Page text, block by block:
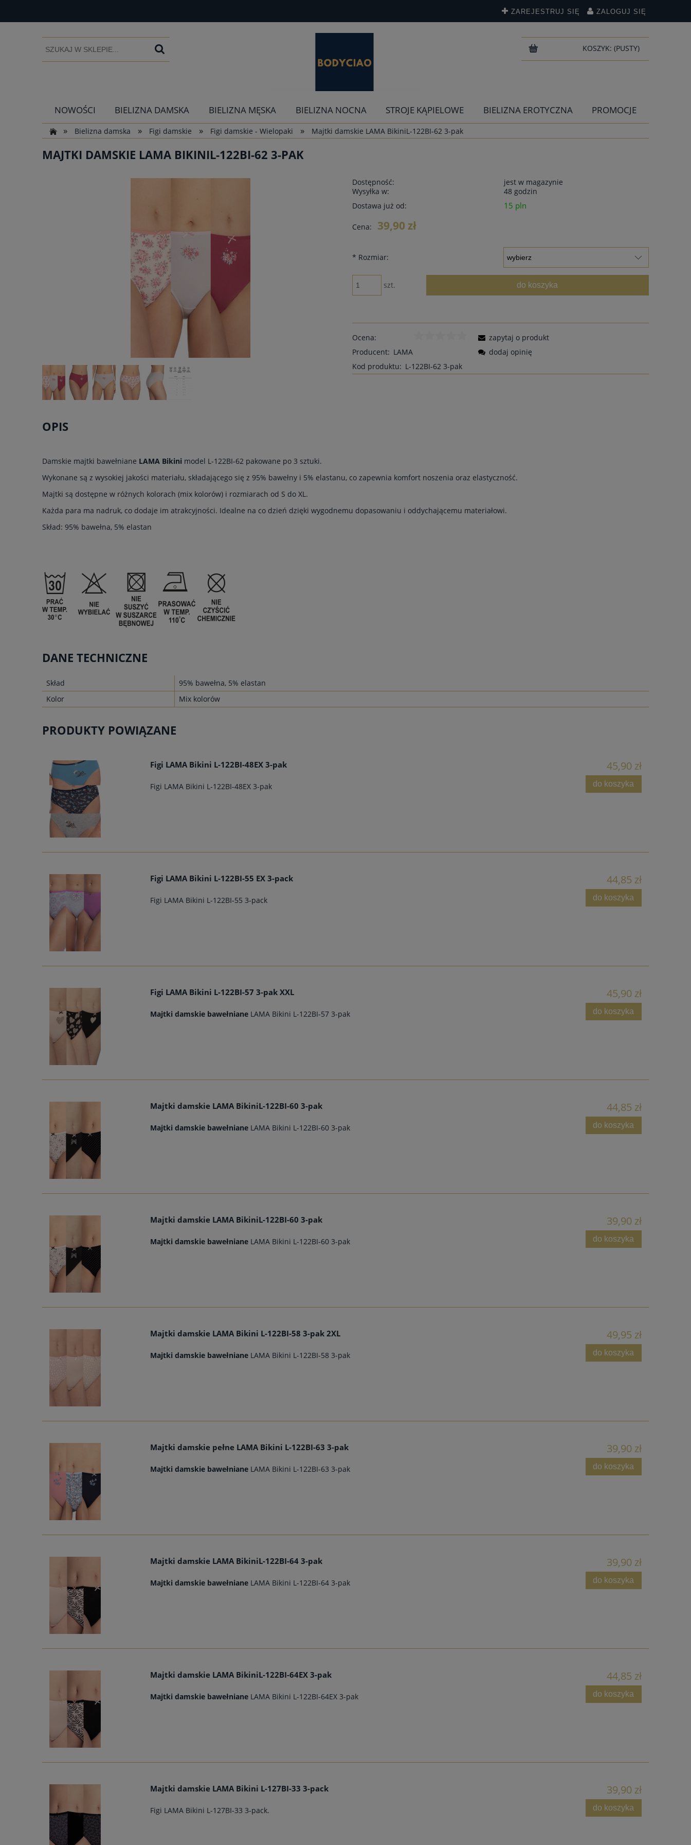
ZAREJESTRUJ SIĘ ZALOGUJ SIĘ
KOSZYK: (PUSTY)
NOWOŚCI BIELIZNA DAMSKA BIELIZNA MĘSKA BIELIZNA NOCNA STROJE KĄPIELOWE BIELIZNA EROTYCZNA
PROMOCJE
»
Bielizna damska » Figi damskie » Figi damskie - Wielopaki » Majtki damskie LAMA BikiniL-122BI-62 3-pak
MAJTKI DAMSKIE LAMA BIKINIL-122BI-62 3-PAK
Dostępność:
jest w magazynie
Wysyłka w:
48 godzin
Dostawa już od:
15 pln
Cena: 39,90 zł
* Rozmiar:
szt. do koszyka
Ocena:
Producent: LAMA
Kod produktu: L-122BI-62 3-pak
zapytaj o produkt
dodaj opinię
OPIS
Damskie majtki bawełniane LAMA Bikini model L-122BI-62 pakowane po 3 sztuki.
Wykonane są z wysokiej jakości materiału, składającego się z 95% bawełny i 5% elastanu, co zapewnia komfort noszenia oraz elastyczność.
Majtki są dostępne w różnych kolorach (mix kolorów) i rozmiarach od S do XL.
Każda para ma nadruk, co dodaje im atrakcyjności. Idealne na co dzień dzięki wygodnemu dopasowaniu i oddychającemu materiałowi.
Skład: 95% bawełna, 5% elastan
DANE TECHNICZNE
Skład
95% bawełna, 5% elastan
Kolor
Mix kolorów
PRODUKTY POWIĄZANE
Figi LAMA Bikini L-122BI-48EX 3-pak
Figi LAMA Bikini L-122BI-48EX 3-pak
45,90 zł
do koszyka
Figi LAMA Bikini L-122BI-55 EX 3-pack
Figi LAMA Bikini L-122BI-55 3-pack
44,85 zł
do koszyka
Figi LAMA Bikini L-122BI-57 3-pak XXL
Majtki damskie bawełniane LAMA Bikini L-122BI-57 3-pak
45,90 zł
do koszyka
Majtki damskie LAMA BikiniL-122BI-60 3-pak
Majtki damskie bawełniane LAMA Bikini L-122BI-60 3-pak
44,85 zł
do koszyka
Majtki damskie LAMA BikiniL-122BI-60 3-pak
Majtki damskie bawełniane LAMA Bikini L-122BI-60 3-pak
39,90 zł
do koszyka
Majtki damskie LAMA Bikini L-122BI-58 3-pak 2XL
Majtki damskie bawełniane LAMA Bikini L-122BI-58 3-pak
49,95 zł
do koszyka
Majtki damskie pełne LAMA Bikini L-122BI-63 3-pak
Majtki damskie bawełniane LAMA Bikini L-122BI-63 3-pak
39,90 zł
do koszyka
Majtki damskie LAMA BikiniL-122BI-64 3-pak
Majtki damskie bawełniane LAMA Bikini L-122BI-64 3-pak
39,90 zł
do koszyka
Majtki damskie LAMA BikiniL-122BI-64EX 3-pak
Majtki damskie bawełniane LAMA Bikini L-122BI-64EX 3-pak
44,85 zł
do koszyka
Majtki damskie LAMA Bikini L-127BI-33 3-pack
Figi LAMA Bikini L-127BI-33 3-pack.
39,90 zł
do koszyka